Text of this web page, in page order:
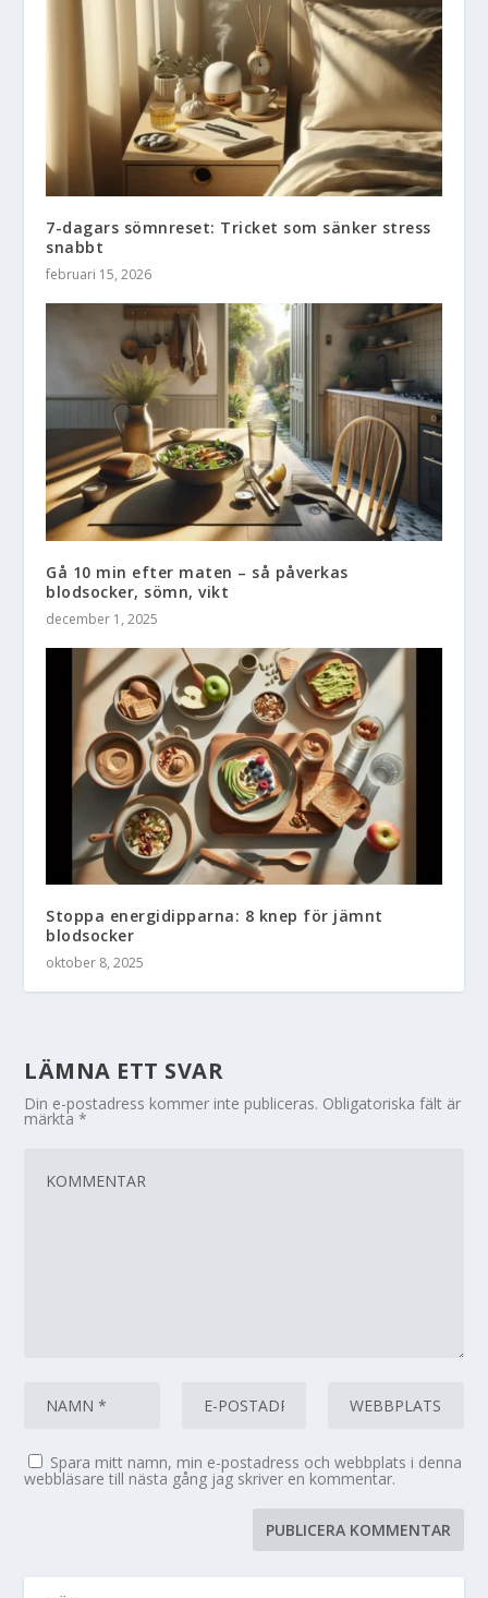
7-dagars sömnreset: Tricket som sänker stress
snabbt
februari 15, 2026
Gå 10 min efter maten – så påverkas
blodsocker, sömn, vikt
december 1, 2025
Stoppa energidipparna: 8 knep för jämnt
blodsocker
oktober 8, 2025
LÄMNA ETT SVAR
Din e-postadress kommer inte publiceras. Obligatoriska fält är
märkta*
Spara mitt namn, min e-postadress och webbplats i denna
webbläsare till nästa gång jag skriver en kommentar.